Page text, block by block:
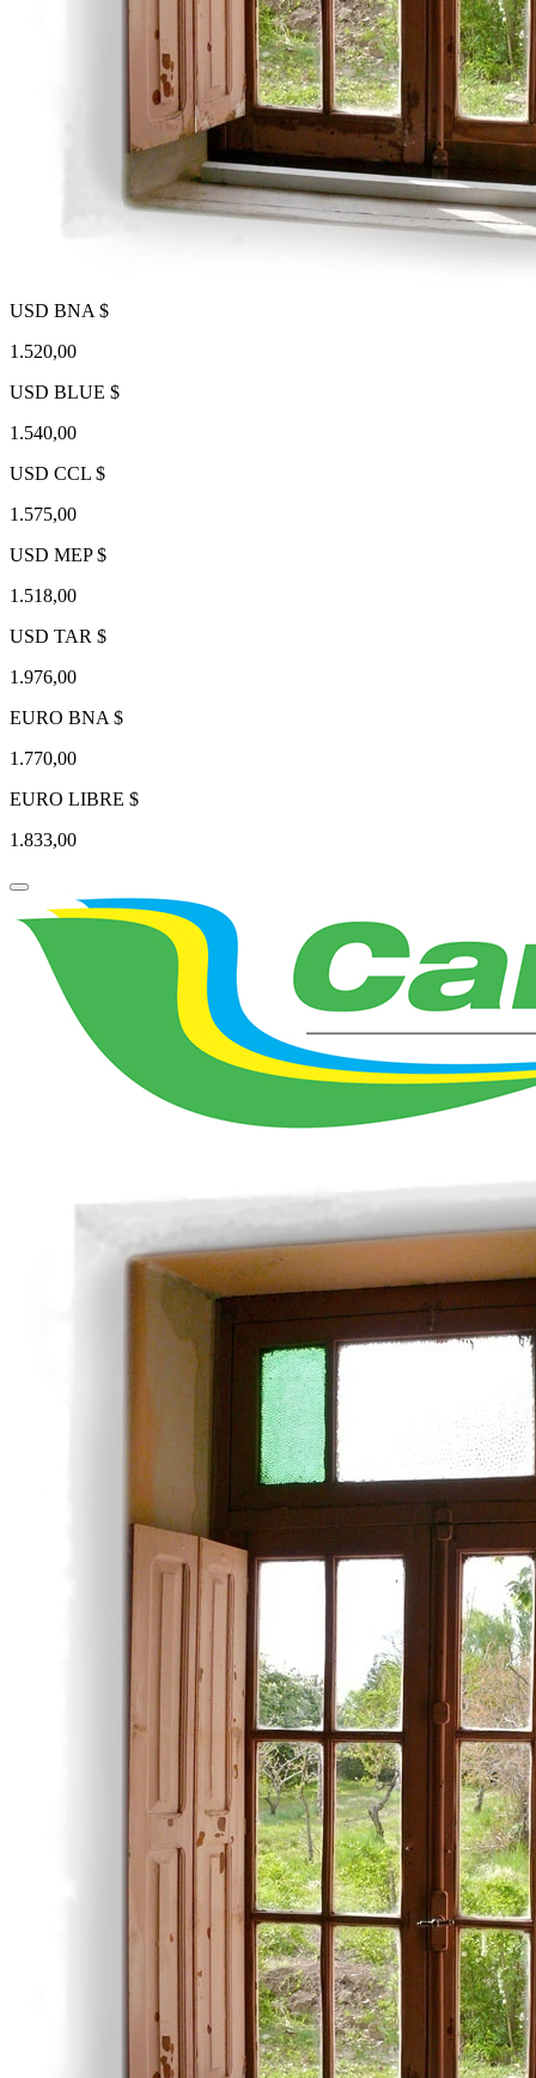
USD BNA $
1.520,00
USD BLUE $
1.540,00
USD CCL $
1.575,00
USD MEP $
1.518,00
USD TAR $
1.976,00
EURO BNA $
1.770,00
EURO LIBRE $
1.833,00